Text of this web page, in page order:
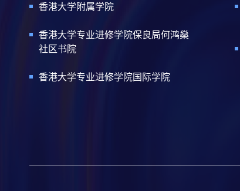
香港大学附属学院
香港大学专业进修学院保良局何鸿燊
社区书院
香港大学专业进修学院国际学院